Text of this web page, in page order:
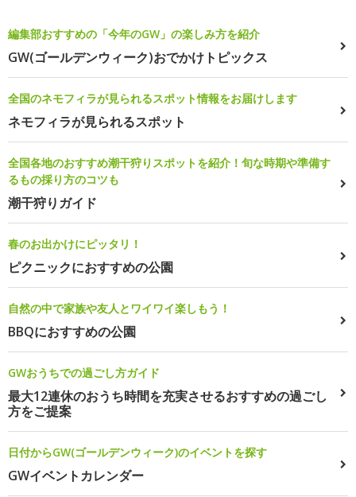
編集部おすすめの「今年のGW」の楽しみ方を紹介
GW(ゴールデンウィーク)おでかけトピックス
全国のネモフィラが見られるスポット情報をお届けします
ネモフィラが見られるスポット
全国各地のおすすめ潮干狩りスポットを紹介！旬な時期や準備す
るもの採り方のコツも
潮干狩りガイド
春のお出かけにピッタリ！
ピクニックにおすすめの公園
自然の中で家族や友人とワイワイ楽しもう！
BBQにおすすめの公園
GWおうちでの過ごし方ガイド
最大12連休のおうち時間を充実させるおすすめの過ごし
方をご提案
日付からGW(ゴールデンウィーク)のイベントを探す
GWイベントカレンダー